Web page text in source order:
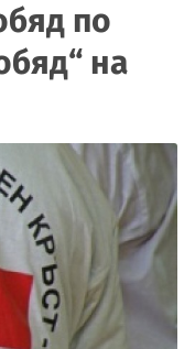
по
на